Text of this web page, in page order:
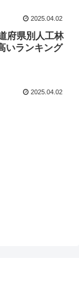
2025.04.02
府県別人工林
いランキング
2025.04.02